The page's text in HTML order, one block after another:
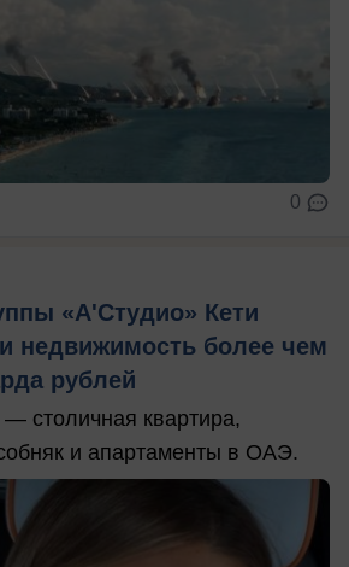
0
«А'Студио» Кети
недвижимость более чем
рублей
столичная квартира,
и апартаменты в ОАЭ.